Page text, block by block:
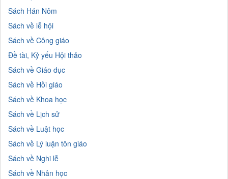
Sách Hán Nôm
Sách về lễ hội
Sách về Công giáo
Đề tài, Kỷ yếu Hội thảo
Sách về Giáo dục
Sách về Hồi giáo
Sách về Khoa học
Sách về Lịch sử
Sách về Luật học
Sách về Lý luận tôn giáo
Sách về Nghi lễ
Sách về Nhân học